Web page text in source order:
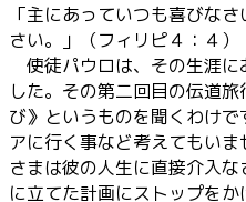
「主にあっていつも喜びな
さい。」（フィリピ４：４）
使徒パウロは、その生涯に
した。その第二回目の伝道
び》というものを聞くわけ
アに行く事など考えてもい
さまは彼の人生に直接介入
に立てた計画にストップを